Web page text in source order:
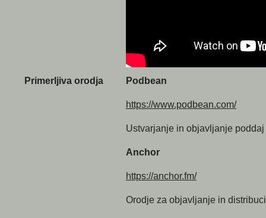
Primerljiva orodja Podbean
https://www.podbean.com/
Ustvarjanje in objavljanje
Anchor
https://anchor.fm/
Orodje za objavljanje in